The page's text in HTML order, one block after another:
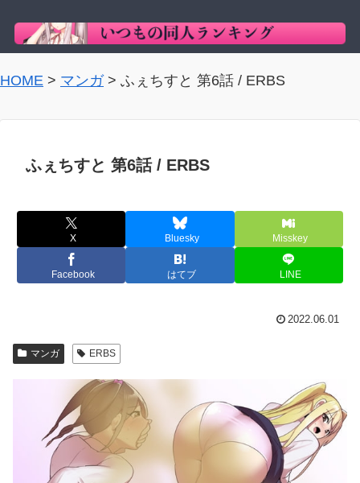
HOME > マンガ> ふぇちすと 第6話 / ERBS
ふぇちすと 第6話 / ERBS
X Bluesky Misskey
Facebook はてブ LINE
2022.06.01
マンガ ERBS